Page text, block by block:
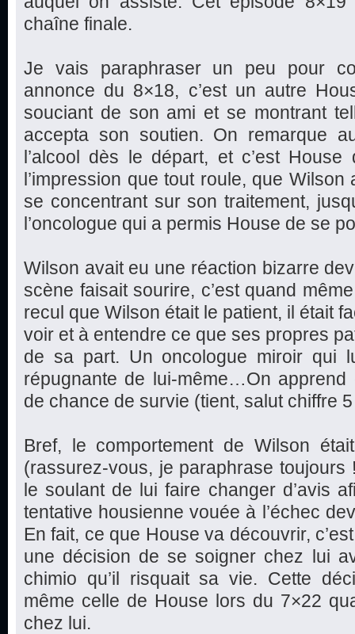
chaîne finale.
Je vais paraphraser un peu pour
annonce du 8×18, c’est un autre
souciant de son ami et se montrant
accepta son soutien. On remarque
l’alcool dès le départ, et c’est
l’impression que tout roule, que
se concentrant sur son traitement,
l’oncologue qui a permis House de se
Wilson avait eu une réaction bizarre
scène faisait sourire, c’est quand
recul que Wilson était le patient, il était
voir et à entendre ce que ses propres
de sa part. Un oncologue miroir qui
répugnante de lui-même…On
de chance de survie (tient, salut chiffre
Bref, le comportement de Wilson
(rassurez-vous, je paraphrase
le soulant de lui faire changer d’avis
tentative housienne vouée à l’échec
En fait, ce que House va découvrir,
une décision de se soigner chez lui
chimio qu’il risquait sa vie. Cette
même celle de House lors du 7×22
chez lui.